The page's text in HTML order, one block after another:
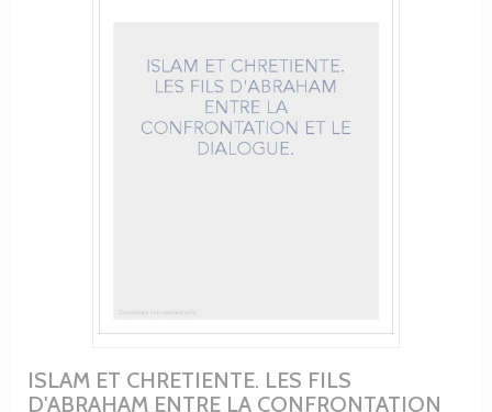
ISLAM ET CHRETIENTE. LES FILS
D'ABRAHAM ENTRE LA CONFRONTATION